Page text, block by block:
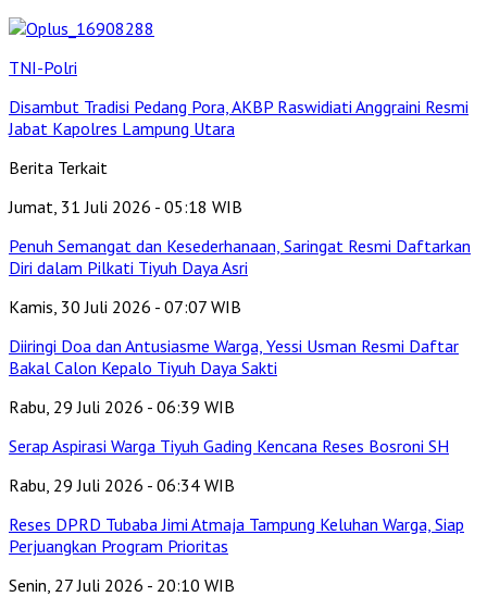
TNI-Polri
Disambut Tradisi Pedang Pora, AKBP Raswidiati Anggraini Resmi
Jabat Kapolres Lampung Utara
Berita Terkait
Jumat, 31 Juli 2026 - 05:18 WIB
Penuh Semangat dan Kesederhanaan, Saringat Resmi Daftarkan
Diri dalam Pilkati Tiyuh Daya Asri
Kamis, 30 Juli 2026 - 07:07 WIB
Diiringi Doa dan Antusiasme Warga, Yessi Usman Resmi Daftar
Bakal Calon Kepalo Tiyuh Daya Sakti
Rabu, 29 Juli 2026 - 06:39 WIB
Serap Aspirasi Warga Tiyuh Gading Kencana Reses Bosroni SH
Rabu, 29 Juli 2026 - 06:34 WIB
Reses DPRD Tubaba Jimi Atmaja Tampung Keluhan Warga, Siap
Perjuangkan Program Prioritas
Senin, 27 Juli 2026 - 20:10 WIB